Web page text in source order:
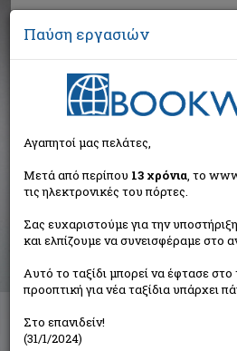
Αναζήτηση
Αποτελέσματα
Συγγραφέας: Πρωτοψάλτου
Ταξινόμηση ανά:
Οι μπρούτζινοι κύβοι
Παύση εργασιών
Αγαπητοί μας πελάτες,
Μετά από περίπου 13 χρόνια, το
τις ηλεκτρονικές του πόρτες.
Σας ευχαριστούμε για την
και ελπίζουμε να συνεισφέραμε στο
Αυτό το ταξίδι μπορεί να έφτασε στο
προοπτική για νέα ταξίδια υπάρχει
Στο επανιδείν!
(31/1/2024)